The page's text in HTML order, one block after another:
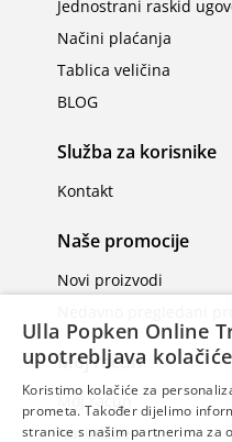
Jednostrani raskid
Načini plaćanja
Tablica veličina
BLOG
Služba za korisnike
Kontakt
Naše promocije
Novi proizvodi
Moj račun
Moj račun
Narudžbe
Ulla Popken Online
upotrebljava
Koristimo kolačiće za
prometa. Također dijelimo
stranice s našim partnerima za